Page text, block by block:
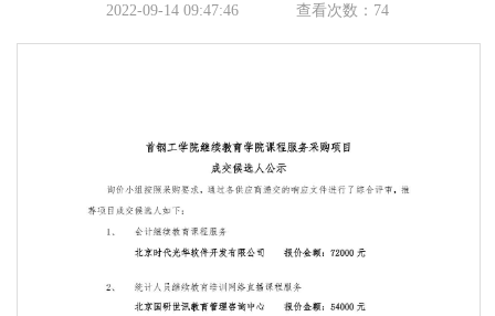
2022-09-14 09:47:46 查看次数： 74